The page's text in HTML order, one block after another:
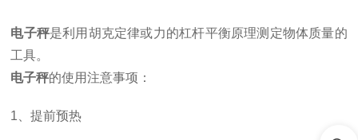
电子秤是利用胡克定律或力的杠杆平衡原理测定物体质量的
工具。
电子秤的使用注意事项：
1 、提前预热